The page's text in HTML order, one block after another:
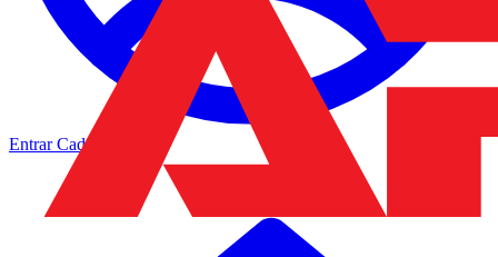
EntrarCadastrar